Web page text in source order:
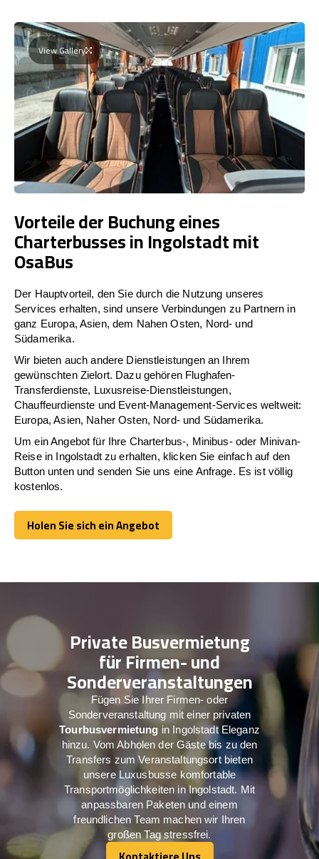
View Gallery
Vorteile der Buchung eines
Charterbusses in Ingolstadt mit
OsaBus
Der Hauptvorteil, den Sie durch die Nutzung unseres
Services erhalten, sind unsere Verbindungen zu Partnern in
ganz Europa, Asien, dem Nahen Osten, Nord- und
Südamerika.
Wir bieten auch andere Dienstleistungen an Ihrem
gewünschten Zielort. Dazu gehören Flughafen-
Transferdienste, Luxusreise-Dienstleistungen,
Chauffeurdienste und Event-Management-Services weltweit:
Europa, Asien, Naher Osten, Nord- und Südamerika.
Um ein Angebot für Ihre Charterbus-, Minibus- oder Minivan-
Reise in Ingolstadt zu erhalten, klicken Sie einfach auf den
Button unten und senden Sie uns eine Anfrage. Es ist völlig
kostenlos.
Holen Sie sich ein Angebot
Holen Sie sich ein Angebot
Private Busvermietung
für Firmen- und
Sonderveranstaltungen
Fügen Sie Ihrer Firmen- oder
Sonderveranstaltung mit einer privaten
Tourbusvermietung in Ingolstadt Eleganz
hinzu. Vom Abholen der Gäste bis zu den
Transfers zum Veranstaltungsort bieten
unsere Luxusbusse komfortable
Transportmöglichkeiten in Ingolstadt. Mit
anpassbaren Paketen und einem
freundlichen Team machen wir Ihren
großen Tag stressfrei.